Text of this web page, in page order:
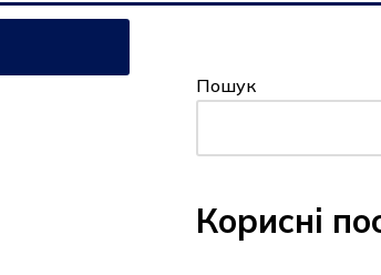
Пошук
Корисні